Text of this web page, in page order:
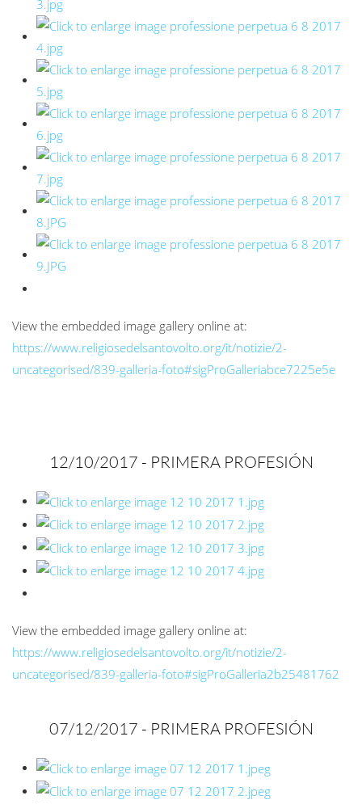
View the embedded image gallery online at:
https://www.religiosedelsantovolto.org/it/notizie/2-
uncategorised/839-galleria-foto#sigProGalleriabce7225e5e
12/10/2017 - PRIMERA PROFESIÓN
View the embedded image gallery online at:
https://www.religiosedelsantovolto.org/it/notizie/2-
uncategorised/839-galleria-foto#sigProGalleria2b25481762
07/12/2017 - PRIMERA PROFESIÓN